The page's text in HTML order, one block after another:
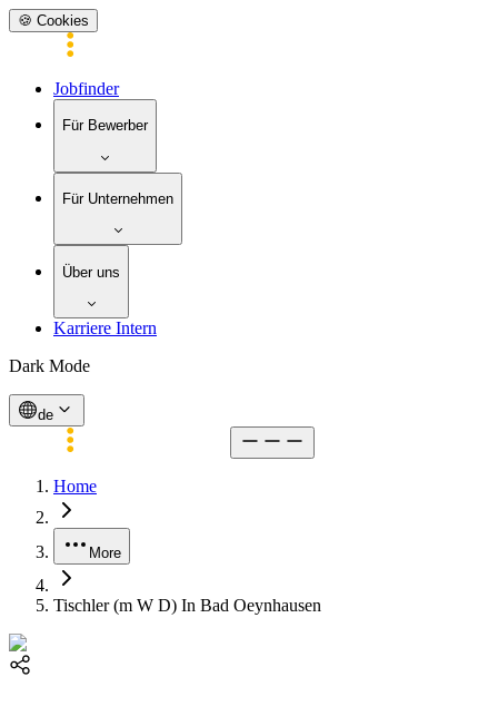
🍪 Cookies
Jobfinder
Für Bewerber
Für Unternehmen
Über uns
Karriere Intern
Dark Mode
de
Home
More
Tischler (m W D) In Bad Oeynhausen